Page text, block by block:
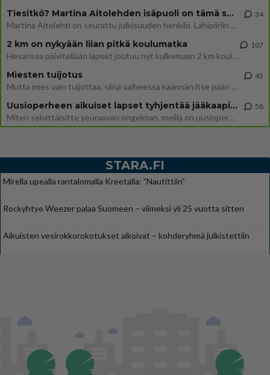
Tiesitkö? Martina Aitolehden isäpuoli on tämä suosittu laulaja
Martina Aitolehti on seurattu julkisuuden henkilö. Lähipiiriin mahtuu muitakin tunnettuja henkilöitä. Tiesitkö, että Ma
34
2 km on nykyään liian pitkä koulumatka
Hesarissa päivitellään lapset joutuu nyt kulkemaan 2 km kouluun jösses. Ruostefillarilla tuo matka menee vaikka miten äk
107
Miesten tuijotus
Mutta mies vain tuijottaa, siinä vaiheessa käännän itse pään pois. Mikä juttu? Yleensä jos joku tuijottaa tai katsoo, hä
45
Uusioperheen aikuiset lapset tyhjentää jääkaapin käydessään
Miten selvittäisitte seuraavan ongelman, meillä on uusioperhe, minulla teini-ikäiset lapset ja puolisolla aikuiset, jotk
58
STARA.FI
Mirella upealla rantalomalla Kreetalla: ”Nautittiin”
Rockyhtye Weezer palaa Suomeen – viimeksi yli 25 vuotta sitten
Aikuisten vesirokkorokotukset alkoivat – kohderyhmä julkistettiin